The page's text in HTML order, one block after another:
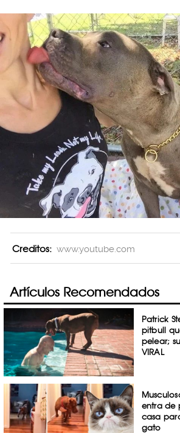
Creditos: www.youtube.com
Artículos Recomendados
Patrick
pitbull
pelear;
VIRAL
entra de
casa
gato